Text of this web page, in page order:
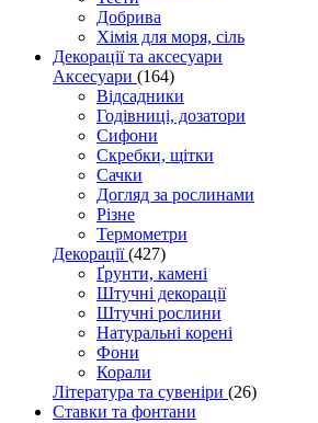
Добрива
Хімія для моря, сіль
Декорації та аксесуари
Аксесуари (164)
Відсадники
Годівниці, дозатори
Сифони
Скребки, щітки
Сачки
Догляд за рослинами
Різне
Термометри
Декорації(427)
Ґрунти, камені
Штучні декорації
Штучні рослини
Натуральні корені
Фони
Корали
Література та сувеніри (26)
Ставки та фонтани